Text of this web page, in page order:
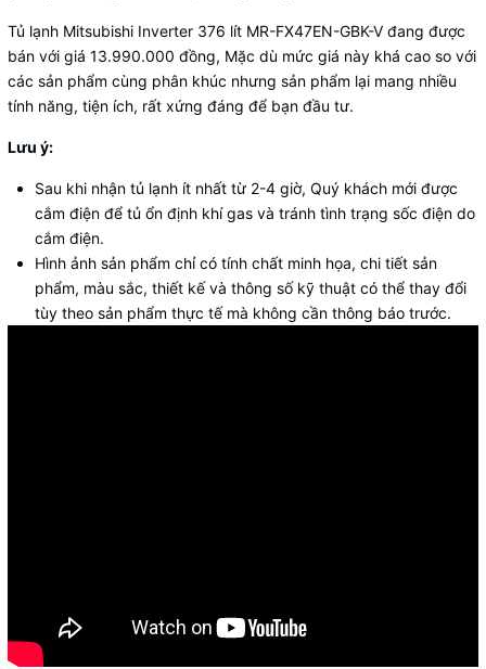
Tủ lạnh Mitsubishi Inverter 376 lít MR-FX47EN-GBK-V đang được
bán với giá 13.990.000 đồng, Mặc dù mức giá này khá cao so với
các sản phẩm cùng phân khúc nhưng sản phẩm lại mang nhiều
tính năng, tiện ích, rất xứng đáng để bạn đầu tư.
Lưu ý:
Sau khi nhận tủ lạnh ít nhất từ 2-4 giờ, Quý khách mới được
cắm điện để tủ ổn định khí gas và tránh tình trạng sốc điện do
cắm điện.
Hình ảnh sản phẩm chỉ có tính chất minh họa, chi tiết sản
phẩm, màu sắc, thiết kế và thông số kỹ thuật có thể thay đổi
tùy theo sản phẩm thực tế mà không cần thông báo trước.